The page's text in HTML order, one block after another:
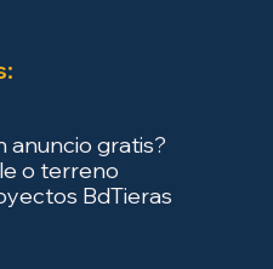
anuncio gratis?
o terreno
BdTieras